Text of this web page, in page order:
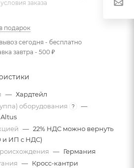
заказа
подарок
сегодня - бесплатно
завтра - 500 ₽
— Хардтейл
оборудования
?
—
— 22% НДС можно вернуть
и ИП с НДС)
— Германия
— Кросс-кантри